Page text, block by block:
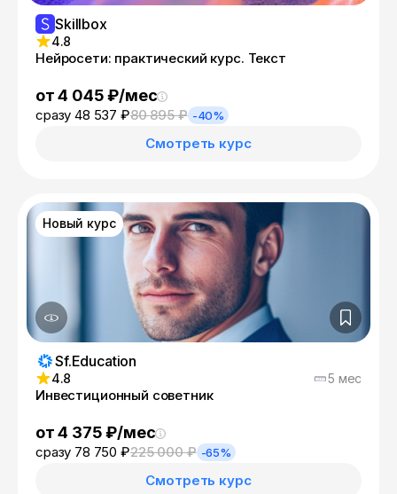
Skillbox
4.8
Нейросети: практический курс. Текст
от 4 045 ₽/мес
сразу 48 537 ₽80 895 ₽ -40%
Смотреть курс
Новый курс
Sf.Education
4.8 5 мес
Инвестиционный советник
от 4 375 ₽/мес
сразу 78 750 ₽225 000 ₽ -65%
Смотреть курс